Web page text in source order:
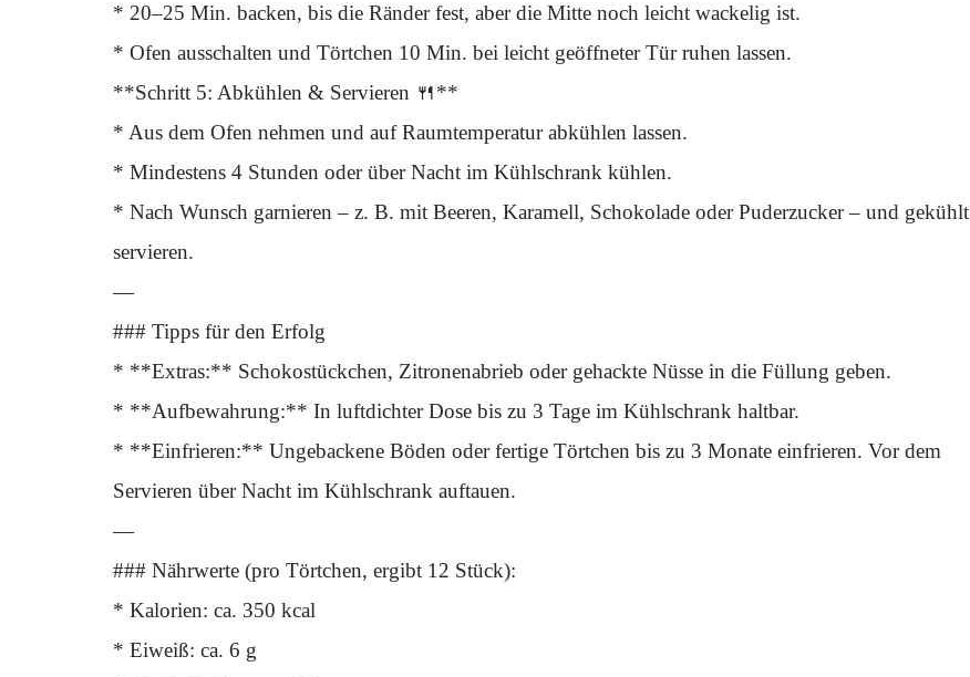
* 20–25 Min. backen, bis die Ränder fest, aber die Mitte noch leicht wackelig ist.
* Ofen ausschalten und Törtchen 10 Min. bei leicht geöffneter Tür ruhen lassen.
**Schritt 5: Abkühlen & Servieren 🍴**
* Aus dem Ofen nehmen und auf Raumtemperatur abkühlen lassen.
* Mindestens 4 Stunden oder über Nacht im Kühlschrank kühlen.
* Nach Wunsch garnieren – z. B. mit Beeren, Karamell, Schokolade oder Puderzucker – und gekühlt
servieren.
—
### Tipps für den Erfolg
* **Extras:** Schokostückchen, Zitronenabrieb oder gehackte Nüsse in die Füllung geben.
* **Aufbewahrung:** In luftdichter Dose bis zu 3 Tage im Kühlschrank haltbar.
* **Einfrieren:** Ungebackene Böden oder fertige Törtchen bis zu 3 Monate einfrieren. Vor dem
Servieren über Nacht im Kühlschrank auftauen.
—
### Nährwerte (pro Törtchen, ergibt 12 Stück):
* Kalorien: ca. 350 kcal
* Eiweiß: ca. 6 g